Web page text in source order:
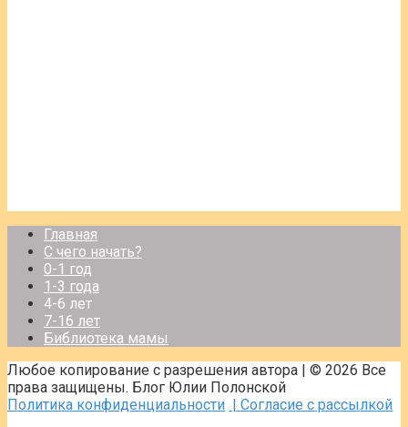
Главная
С чего начать?
0-1 год
1-3 года
4-6 лет
7-16 лет
Библиотека мамы
Любое копирование с разрешения автора | © 2026 Все
права защищены. Блог Юлии Полонской
Политика конфиденциальности | Согласие с рассылкой